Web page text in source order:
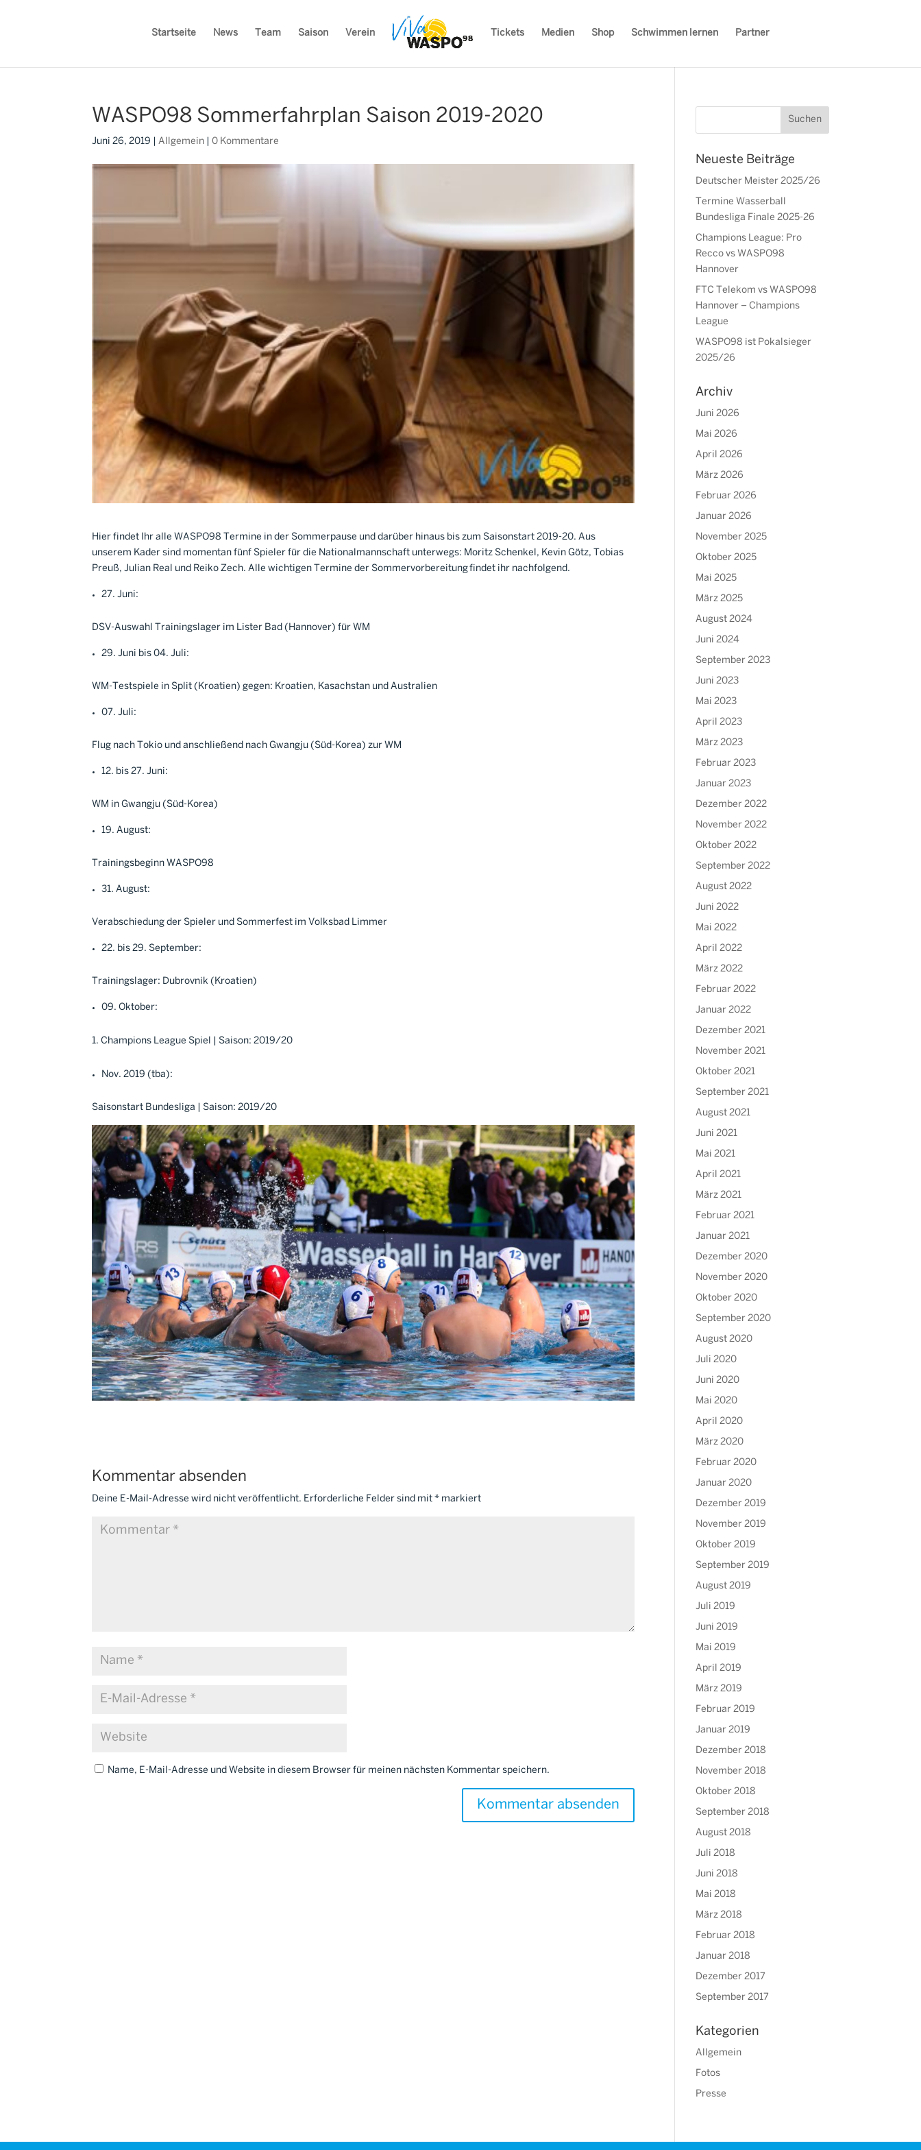
Startseite News Team Saison Verein Tickets Medien Shop Schwimmen lernen Partner
WASPO98 Sommerfahrplan Saison 2019-2020
Juni 26, 2019 |Allgemein |0 Kommentare
Hier findet Ihr alle WASPO98 Termine in der Sommerpause und darüber hinaus bis zum Saisonstart 2019-20. Aus
unserem Kader sind momentan fünf Spieler für die Nationalmannschaft unterwegs: Moritz Schenkel, Kevin Götz, Tobias
Preuß, Julian Real und Reiko Zech. Alle wichtigen Termine der Sommervorbereitung findet ihr nachfolgend.
27. Juni:
DSV-Auswahl Trainingslager im Lister Bad (Hannover) für WM
29. Juni bis 04. Juli:
WM-Testspiele in Split (Kroatien) gegen: Kroatien, Kasachstan und Australien
07. Juli:
Flug nach Tokio und anschließend nach Gwangju (Süd-Korea) zur WM
12. bis 27. Juni:
WM in Gwangju (Süd-Korea)
19. August:
Trainingsbeginn WASPO98
31. August:
Verabschiedung der Spieler und Sommerfest im Volksbad Limmer
22. bis 29. September:
Trainingslager: Dubrovnik (Kroatien)
09. Oktober:
Champions League Spiel | Saison: 2019/20
Nov. 2019 (tba):
Saisonstart Bundesliga | Saison: 2019/20
Kommentar absenden
Deine E-Mail-Adresse wird nicht veröffentlicht. Erforderliche Felder sind mit* markiert
Name, E-Mail-Adresse und Website in diesem Browser für meinen nächsten Kommentar speichern.
Neueste Beiträge
Deutscher Meister 2025/26
Termine Wasserball
Bundesliga Finale 2025-26
Champions League: Pro
Recco vs WASPO98
Hannover
FTC Telekom vs WASPO98
Hannover – Champions
League
WASPO98 ist Pokalsieger
2025/26
Archiv
Juni 2026
Mai 2026
April 2026
März 2026
Februar 2026
Januar 2026
November 2025
Oktober 2025
Mai 2025
März 2025
August 2024
Juni 2024
September 2023
Juni 2023
Mai 2023
April 2023
März 2023
Februar 2023
Januar 2023
Dezember 2022
November 2022
Oktober 2022
September 2022
August 2022
Juni 2022
Mai 2022
April 2022
März 2022
Februar 2022
Januar 2022
Dezember 2021
November 2021
Oktober 2021
September 2021
August 2021
Juni 2021
Mai 2021
April 2021
März 2021
Februar 2021
Januar 2021
Dezember 2020
November 2020
Oktober 2020
September 2020
August 2020
Juli 2020
Juni 2020
Mai 2020
April 2020
März 2020
Februar 2020
Januar 2020
Dezember 2019
November 2019
Oktober 2019
September 2019
August 2019
Juli 2019
Juni 2019
Mai 2019
April 2019
März 2019
Februar 2019
Januar 2019
Dezember 2018
November 2018
Oktober 2018
September 2018
August 2018
Juli 2018
Juni 2018
Mai 2018
März 2018
Februar 2018
Januar 2018
Dezember 2017
September 2017
Kategorien
Allgemein
Fotos
Presse